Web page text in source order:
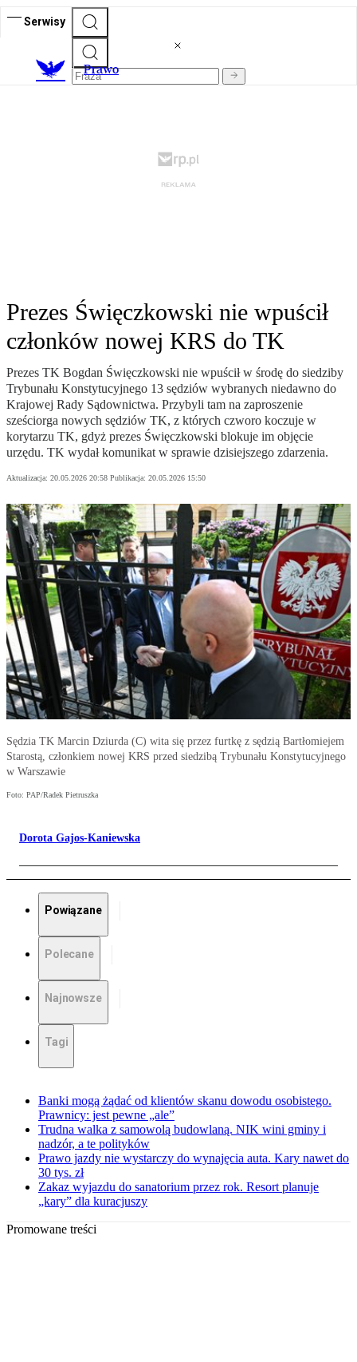
Serwisy
Prawo
Prezes Święczkowski nie wpuścił
członków nowej KRS do TK
Prezes TK Bogdan Święczkowski nie wpuścił w środę do siedziby
Trybunału Konstytucyjnego 13 sędziów wybranych niedawno do
Krajowej Rady Sądownictwa. Przybyli tam na zaproszenie
sześciorga nowych sędziów TK, z których czworo koczuje w
korytarzu TK, gdyż prezes Święczkowski blokuje im objęcie
urzędu. TK wydał komunikat w sprawie dzisiejszego zdarzenia.
Aktualizacja: 20.05.2026 20:58 Publikacja: 20.05.2026 15:50
Sędzia TK Marcin Dziurda (C) wita się przez furtkę z sędzią Bartłomiejem
Starostą, członkiem nowej KRS przed siedzibą Trybunału Konstytucyjnego
w Warszawie
Foto: PAP/Radek Pietruszka
Dorota Gajos-Kaniewska
Powiązane
Polecane
Najnowsze
Tagi
Banki mogą żądać od klientów skanu dowodu osobistego.
Prawnicy: jest pewne „ale”
Trudna walka z samowolą budowlaną. NIK wini gminy i
nadzór, a te polityków
Prawo jazdy nie wystarczy do wynajęcia auta. Kary nawet do
30 tys. zł
Zakaz wyjazdu do sanatorium przez rok. Resort planuje
„kary” dla kuracjuszy
Promowane treści